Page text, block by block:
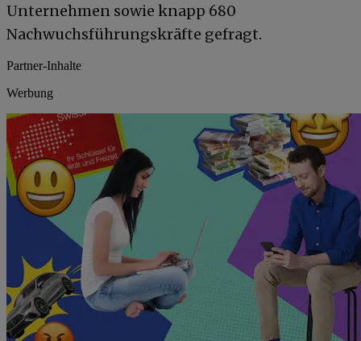
Unternehmen sowie knapp 680
Nachwuchsführungskräfte gefragt.
Partner-Inhalte
Werbung